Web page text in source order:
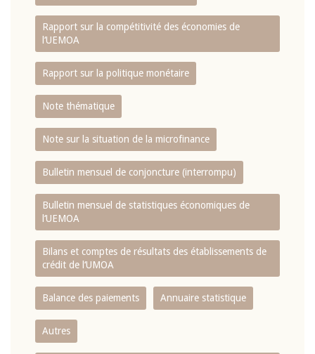
Rapport sur la compétitivité des économies de
l‘UEMOA
Rapport sur la politique monétaire
Note thématique
Note sur la situation de la microfinance
Bulletin mensuel de conjoncture (interrompu)
Bulletin mensuel de statistiques économiques de
l‘UEMOA
Bilans et comptes de résultats des établissements de
crédit de l‘UMOA
Balance des paiements Annuaire statistique
Autres